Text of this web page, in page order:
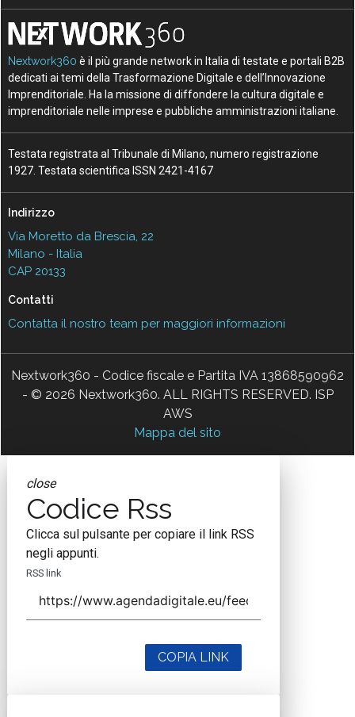
Nextwork360 è il più grande network in Italia di testate e portali B2B
dedicati ai temi della Trasformazione Digitale e dell’Innovazione
Imprenditoriale. Ha la missione di diffondere la cultura digitale e
imprenditoriale nelle imprese e pubbliche amministrazioni italiane.
Testata registrata al Tribunale di Milano, numero registrazione
1927. Testata scientifica ISSN 2421-4167
Indirizzo
Via Moretto da Brescia, 22
Milano - Italia
CAP 20133
Contatti
Contatta il nostro team per maggiori informazioni
Nextwork360 - Codice fiscale e Partita IVA 13868590962
- © 2026 Nextwork360. ALL RIGHTS RESERVED. ISP
AWS
Mappa del sito
close
Codice Rss
Clicca sul pulsante per copiare il link RSS
negli appunti.
RSS link
COPIA LINK